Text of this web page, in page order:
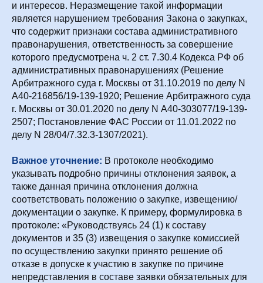
и интересов. Неразмещение такой информации
является нарушением требования Закона о закупках,
что содержит признаки состава административного
правонарушения, ответственность за совершение
которого предусмотрена ч. 2 ст. 7.30.4 Кодекса РФ об
административных правонарушениях (Решение
Арбитражного суда г. Москвы от 31.10.2019 по делу N
А40-216856/19-139-1920; Решение Арбитражного суда
г. Москвы от 30.01.2020 по делу N А40-303077/19-139-
2507; Постановление ФАС России от 11.01.2022 по
делу N 28/04/7.32.3-1307/2021).
Важное уточнение: В протоколе необходимо
указывать подробно причины отклонения заявок, а
также данная причина отклонения должна
соответствовать положению о закупке, извещению/
документации о закупке. К примеру, формулировка в
протоколе: «Руководствуясь 24 (1) к составу
документов и 35 (3) извещения о закупке комиссией
по осуществлению закупки принято решение об
отказе в допуске к участию в закупке по причине
непредставления в составе заявки обязательных для